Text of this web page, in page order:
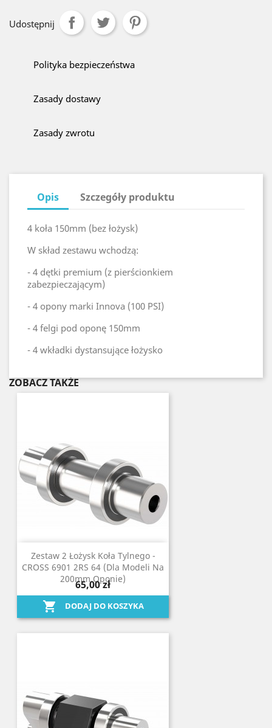
Udostępnij
Polityka bezpieczeństwa
Zasady dostawy
Zasady zwrotu
Opis Szczegóły produktu
4 koła 150mm (bez łożysk)
W skład zestawu wchodzą:
- 4 dętki premium (z pierścionkiem
zabezpieczającym)
- 4 opony marki Innova (100 PSI)
- 4 felgi pod oponę 150mm
- 4 wkładki dystansujące łożysko
ZOBACZ TAKŻE
Zestaw 2 Łożysk Koła Tylnego -
CROSS 6901 2RS 64 (dla Modeli Na
200mm Oponie)
65,00 zł
 DODAJ DO KOSZYKA